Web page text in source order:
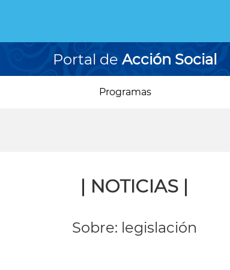
Portal de Acción Social
Programas
| NOTICIAS |
Sobre: legislación